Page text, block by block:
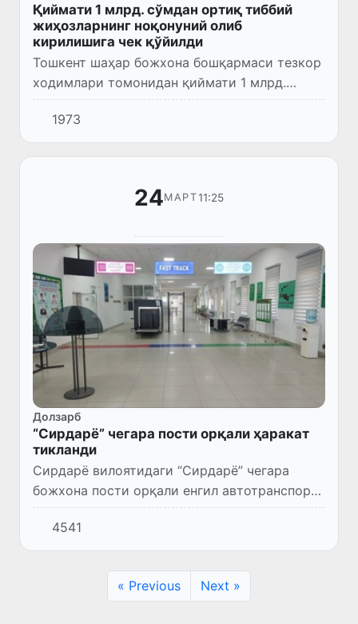
Қиймати 1 млрд. сўмдан ортиқ тиббий
жиҳозларнинг ноқонуний олиб
кирилишига чек қўйилди
Тошкент шаҳар божхона бошқармаси тезкор
ходимлари томонидан қиймати 1 млрд.
сўмдан ортиқ тиббий жиҳозларнинг
ноқонуний олиб кирилишига чек қўйилди.
1973
24МАРТ11:25
Долзарб
“Сирдарё” чегара пости орқали ҳаракат
тикланди
Сирдарё вилоятидаги “Сирдарё” чегара
божхона пости орқали енгил автотранспорт
воситалари ҳамда фуқаролар ҳаракати
тикланди.
4541
« Previous Next »